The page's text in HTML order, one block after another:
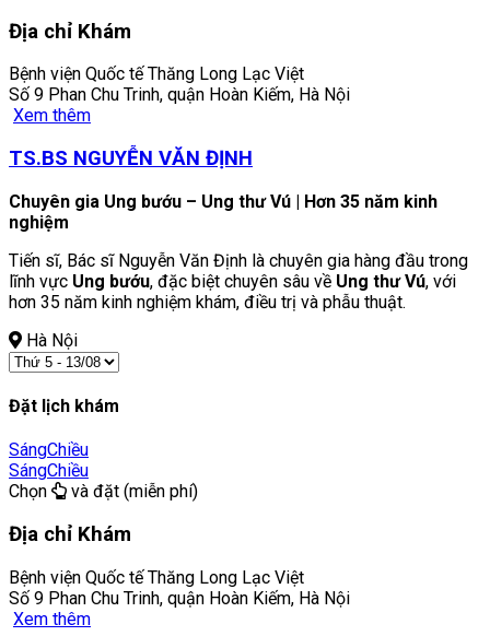
Địa chỉ Khám
Bệnh viện Quốc tế Thăng Long Lạc Việt
Số 9 Phan Chu Trinh, quận Hoàn Kiếm, Hà Nội
Xem thêm
TS.BS NGUYỄN VĂN ĐỊNH
Chuyên gia Ung bướu – Ung thư Vú | Hơn 35 năm kinh
nghiệm
Tiến sĩ, Bác sĩ Nguyễn Văn Định là chuyên gia hàng đầu trong
lĩnh vực Ung bướu, đặc biệt chuyên sâu về Ung thư Vú, với
hơn 35 năm kinh nghiệm khám, điều trị và phẫu thuật.
Hà Nội
Đặt lịch khám
SángChiều
SángChiều
Chọn
và đặt (miễn phí)
Địa chỉ Khám
Bệnh viện Quốc tế Thăng Long Lạc Việt
Số 9 Phan Chu Trinh, quận Hoàn Kiếm, Hà Nội
Xem thêm